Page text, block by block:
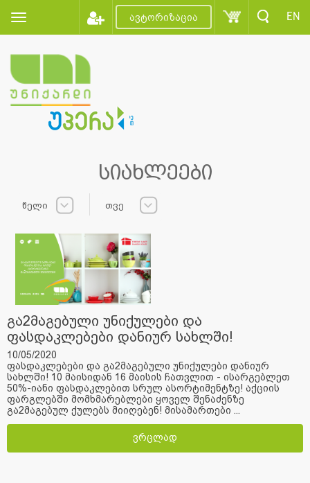
ავტორიზაცია EN
სიახლეები
წელი თვე
გა2მაგებული უნიქულები და
ფასდაკლებები დანიურ სახლში!
10/05/2020
ფასდაკლებები და გა2მაგებული უნიქულები დანიურ
სახლში! 10 მაისიდან 16 მაისის ჩათვლით - ისარგებლეთ
50%-იანი ფასდაკლებით სრულ ასორტიმენტზე! აქციის
ფარგლებში მომხმარებლები ყოველ შენაძენზე
გა2მაგებულ ქულებს მიიღებენ! მისამართები ...
ვრცლად